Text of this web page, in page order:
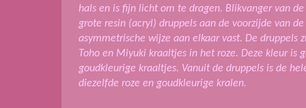
hals en is fijn licht om te dragen. Blikvanger van
grote resin (acryl) druppels aan de voorzijde van
asymmetrische wijze aan elkaar vast. De druppels
Toho en Miyuki kraaltjes in het roze. Deze kleur is
goudkleurige kraaltjes. Vanuit de druppels is de
diezelfde roze en goudkleurige kralen.